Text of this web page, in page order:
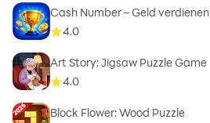
Cash Number – Geld verdienen
4.0
Art Story: Jigsaw Puzzle Game
4.0
Block Flower: Wood Puzzle